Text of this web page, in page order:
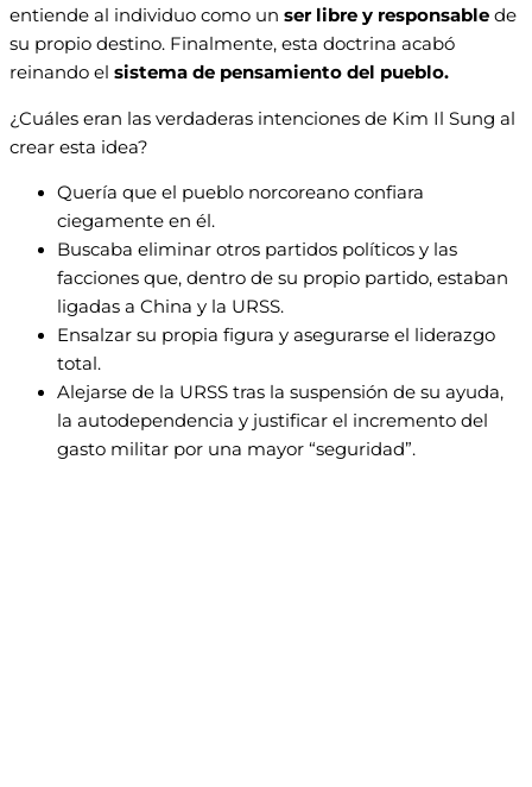
entiende al individuo como un ser libre y responsable de
su propio destino. Finalmente, esta doctrina acabó
reinando el sistema de pensamiento del pueblo.
¿Cuáles eran las verdaderas intenciones de Kim Il Sung al
crear esta idea?
Quería que el pueblo norcoreano confiara
ciegamente en él.
Buscaba eliminar otros partidos políticos y las
facciones que, dentro de su propio partido, estaban
ligadas a China y la URSS.
Ensalzar su propia figura y asegurarse el liderazgo
total.
Alejarse de la URSS tras la suspensión de su ayuda,
la autodependencia y justificar el incremento del
gasto militar por una mayor “seguridad”.